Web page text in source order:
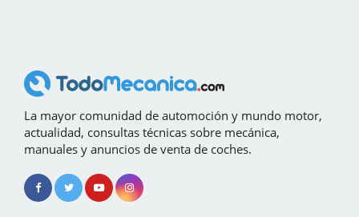
La mayor comunidad de automoción y mundo motor,
actualidad, consultas técnicas sobre mecánica,
manuales y anuncios de venta de coches.